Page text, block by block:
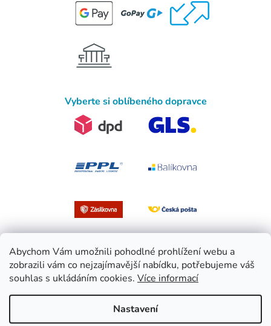
Abychom Vám umožnili pohodlné prohlížení webu a
zobrazili vám co nejzajímavější nabídku, potřebujeme váš
souhlas s ukládáním cookies. Více informací
Nastavení
Vyberte si oblíbeného dopravce
Vytvořil Shoptet